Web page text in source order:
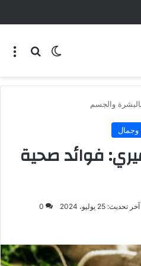
بالبشرة والجسم
فوائد صحية
آخر تحديث: 25 يوليو، 2024 0